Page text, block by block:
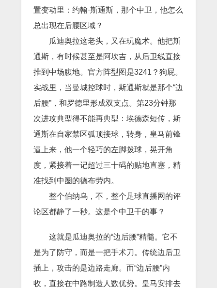
置变动里：约翰·斯通斯，那个中卫，他怎么
总出现在后腰区域？
瓜迪奥拉这老头，又在玩魔术。他把斯
通斯，有时候甚至是阿坎吉，从后卫线直接
推到中场腹地。官方阵型图是3241？狗屁。
实战里，当曼城控球时，斯通斯就是那个“边
后腰”，和罗德里形成双支点。第23分钟那
次进攻典型得不能再典型：埃德森短传，斯
通斯在自家禁区弧顶接球，转身，皇马前锋
逼上来，他一个轻巧的左脚拨球，晃开角
度，紧接着一记超过三十码的贴地直塞，精
准找到中圈的德布劳内。
整个伯纳乌，不，整个足球直播网的评
论区都静了一秒。这是个中卫干的事？
这就是瓜迪奥拉的“边后腰”精髓。它不
是为了防守，而是一把手术刀。传统边后卫
插上，攻击的是边路走廊。而“边后腰”内
收，直接在中路制造人数优势。皇马安排去